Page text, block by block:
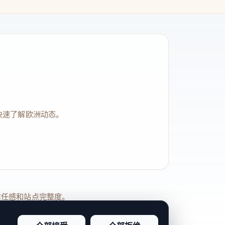
了解欧洲动态。
感和站点完整度。